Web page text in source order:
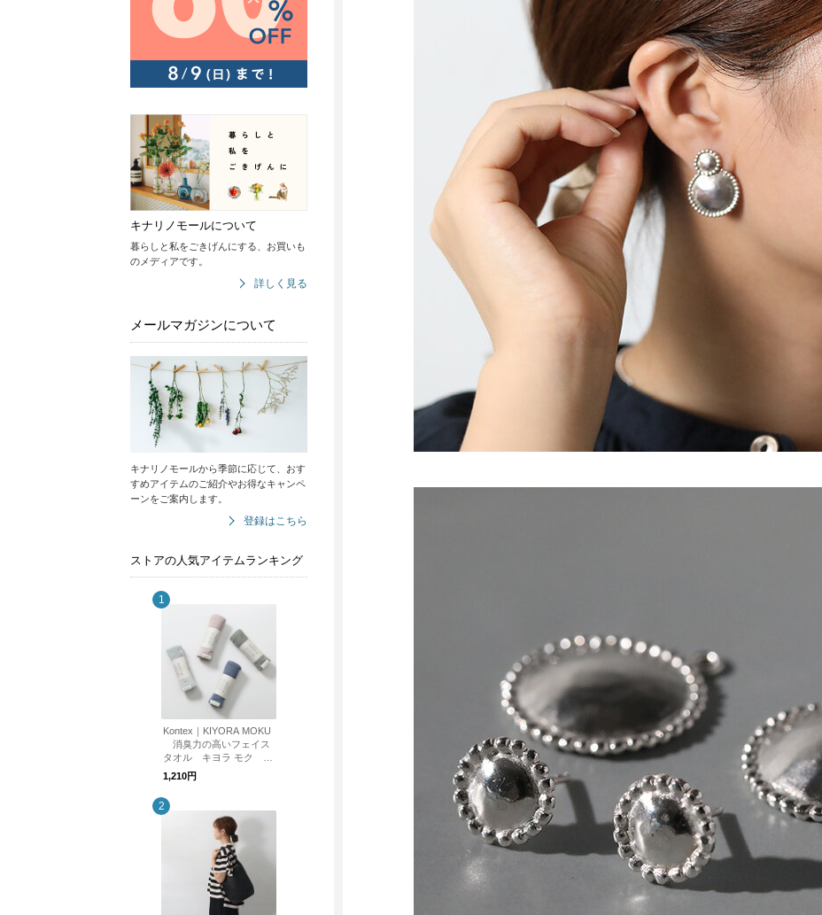
キナリノモールについて
暮らしと私をごきげんにする、お買いも
のメディアです。
詳しく見る
メールマガジンについて
キナリノモールから季節に応じて、おす
すめアイテムのご紹介やお得なキャンペ
ーンをご案内します。
登録はこちら
ストアの人気アイテムランキング
Kontex｜KIYORA MOKU
消臭力の高いフェイス
タオル キヨラ モク ku
rashisha
1,210円